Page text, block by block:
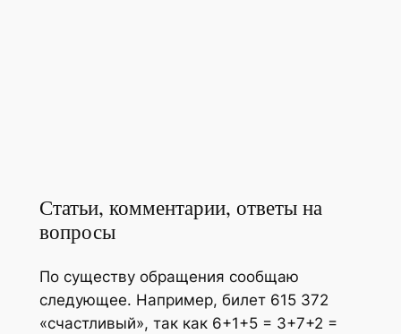
Статьи, комментарии, ответы на
вопросы
По существу обращения сообщаю
следующее. Например, билет 615 372
«счастливый», так как 6+1+5 = 3+7+2 =